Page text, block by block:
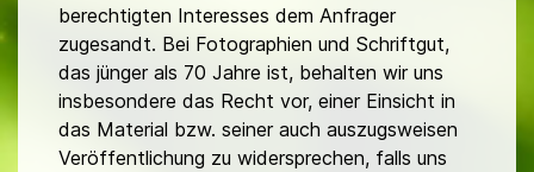
berechtigten Interesses dem Anfrager
zugesandt. Bei Fotographien und Schriftgut,
das jünger als 70 Jahre ist, behalten wir uns
insbesondere das Recht vor, einer Einsicht in
das Material bzw. seiner auch auszugsweisen
Veröffentlichung zu widersprechen, falls uns